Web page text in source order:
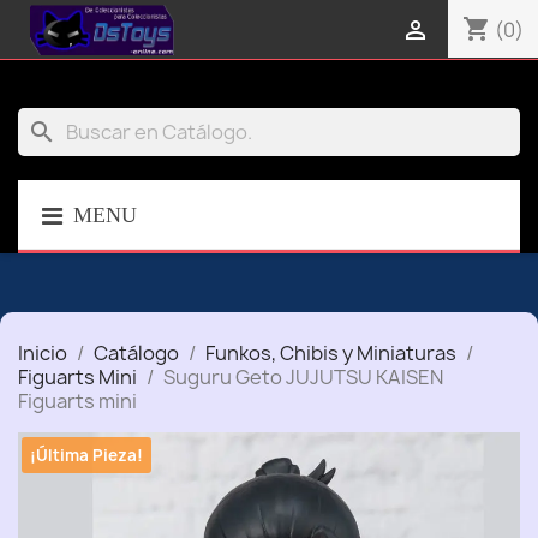
shopping_cart (0)

search
MENU
Inicio Catálogo
Funkos, Chibis y Miniaturas
Figuarts Mini
Suguru Geto JUJUTSU KAISEN
Figuarts mini
¡Última Pieza!